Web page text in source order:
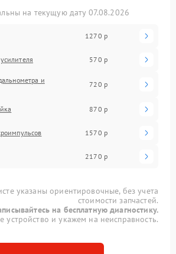
на текущую дату 07.08.2026
1270 р
570 р
и
720 р
870 р
1570 р
2170 р
указаны ориентировочные, без учета
стоимости запчастей.
на бесплатную диагностику.
и укажем на неисправность.